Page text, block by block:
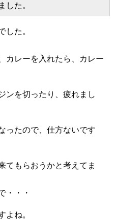
した。
カレーを入れたら、カレー
ンを切ったり、疲れまし
ったので、仕方ないです
てもらおうかと考えてま
・・・
よね。